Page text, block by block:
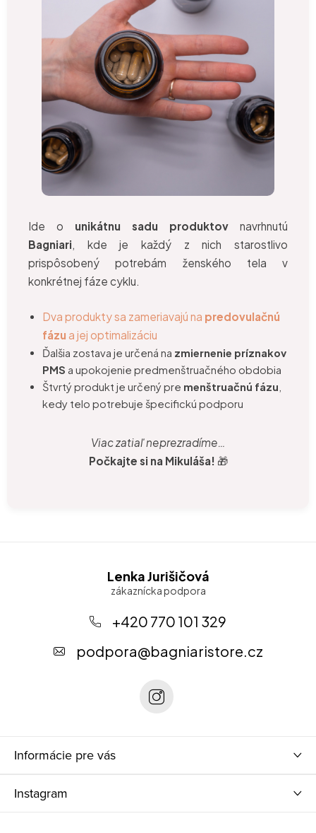
Ide o unikátnu sadu produktov navrhnutú
Bagniari, kde je každý z nich starostlivo
prispôsobený potrebám ženského tela v
konkrétnej fáze cyklu.
Dva produkty sa zameriavajú na predovulačnú
fázu a jej optimalizáciu
Ďalšia zostava je určená na zmiernenie príznakov
PMS a upokojenie predmenštruačného obdobia
Štvrtý produkt je určený pre menštruačnú fázu
kedy telo potrebuje špecifickú podporu
Viac zatiaľ neprezradíme…
Počkajte si na Mikuláša! 🎁
Lenka Jurišičová
+420 770 101 329
podpora@bagniaristore.cz
Informácie pre vás
Instagram